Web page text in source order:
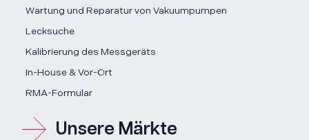
Wartung und Reparatur von Vakuumpumpen
Lecksuche
Kalibrierung des Messgeräts
In-House & Vor-Ort
RMA-Formular
Unsere Märkte